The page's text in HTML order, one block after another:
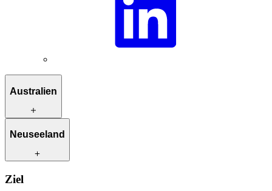
Australien
Reiserouten zur Inspiration
Einzigartige Aktivitäten
Neuseeland
Ziel